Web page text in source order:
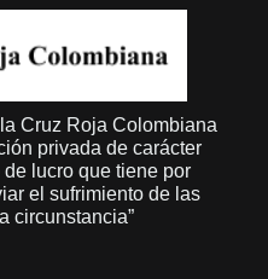
Cruz Roja Colombiana
privada de carácter
lucro que tiene por
el sufrimiento de las
circunstancia”